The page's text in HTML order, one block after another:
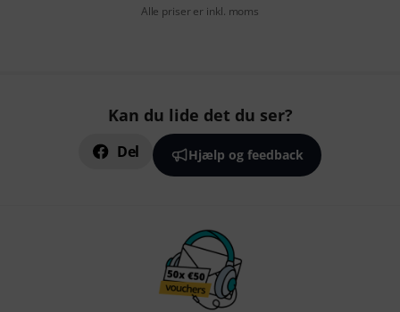
Alle priser er inkl. moms
Kan du lide det du ser?
Del Hjælp og feedback